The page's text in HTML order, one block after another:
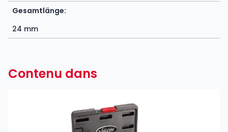
Gesamtlänge:
24 mm
Contenu dans